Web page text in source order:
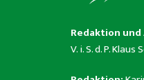
Redaktion
V. i. S. d. P. Klaus